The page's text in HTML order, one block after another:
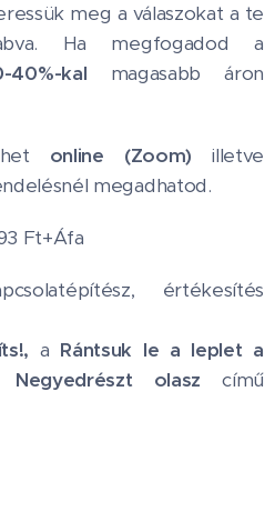
meg a válaszokat a te
Ha megfogadod a
40%-kal magasabb áron
online (Zoom)illetve
megadhatod.
Ft+Áfa
értékesítés
a Rántsuk le a leplet a
Negyedrészt olasz című